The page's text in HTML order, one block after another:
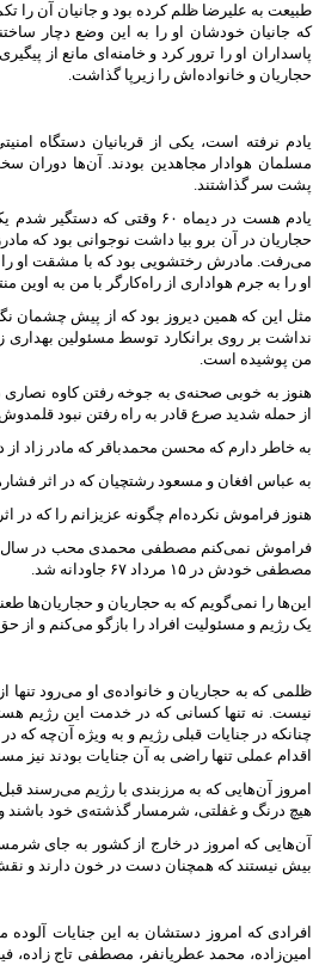
طبیعت به علیرضا ظلم کرده بود و جانیان آن را
که جانیان خودشان او را به این وضع دچار
پاسداران او را ترور کرد و خامنه‌ای مانع از
حجاریان و خانواده‌اش را زیرپا گذاشت.
یادم نرفته است، یکی از قربانیان دستگاه
مسلمان هوادار مجاهدین بودند. آن‌ها دوران
پشت سر گذاشتند.
حجاریان در آن برو بیا داشت نوجوانی بود که
می‌رفت. مادرش رختشویی بود که با مشقت او
او را به جرم هواداری از راه‌کارگر با من به اوین
نداشت بر روی برانکارد توسط مسئولین بهداری
من پوشیده است.
از حمله شدید صرع قادر به راه رفتن نبود
به خاطر دارم که محسن محمدباقر که مادر زاد از دو پا فلج بود در ۱۵ مرداد ۶۷ با
به عباس افغان و مسعود رشتچیان که در اثر
هنوز فراموش نکرده‌ام چگونه عزیزانم را که در
مصطفی خودش در ۱۵ مرداد ۶۷ جاودانه شد.
این‌ها را نمی‌‌گویم که به حجاریان و حجاریان‌ها
یک رژیم و مسئولیت افراد را بازگو می‌کنم و از
ظلمی که به حجاریان و خانواده‌ی او می‌رود
نیست. نه تنها کسانی که در خدمت این رژیم
اقدام عملی تنها راضی به آن جنایات بودند نیز
امروز آن‌هایی که به مرزبندی با رژیم می‌رسند
هیچ درنگ و غفلتی، شرمسار گذشته‌ی خود باشند
آن‌هایی که امروز در خارج از کشور به جای
بیش نیستند که همچنان دست در خون دارند و
افرادی که امروز دستشان به این جنایات
امین‌زاده، محمد عطریانفر، مصطفی تاج